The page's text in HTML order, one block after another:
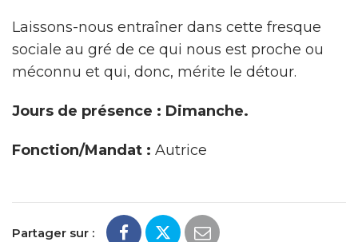
Laissons-nous entraîner dans cette fresque
sociale au gré de ce qui nous est proche ou
méconnu et qui, donc, mérite le détour.
Jours de présence : Dimanche.
Fonction/Mandat : Autrice
Partager sur :